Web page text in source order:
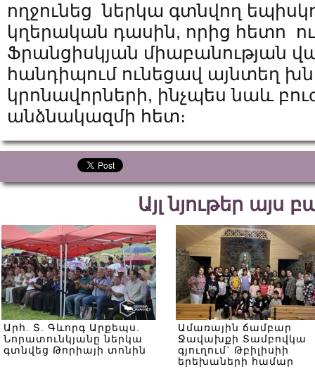
ողջունեց ներկա գտնվող
կղերական դասին, որից հետո
Ֆրանցիսկյան միաբանության
հանդիպում ունեցավ այնտեղ
կրոնավորների, ինչպես նաև
անձնակազմի հետ։
Այլ նյութեր այս
Արհ. Տ. Գևորգ Արքեպս.
Նորատունկյանը ներկա
գտնվեց Թորիայի տոնին
Ամառային ճամբար
Ջավախքի Տամբովկա
գյուղում` Թբիլիսիի
երեխաների համար